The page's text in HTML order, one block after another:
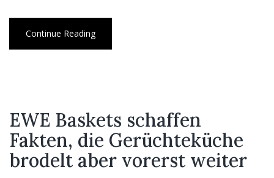
Continue Reading
EWE Baskets schaffen
Fakten, die Gerüchteküche
brodelt aber vorerst weiter